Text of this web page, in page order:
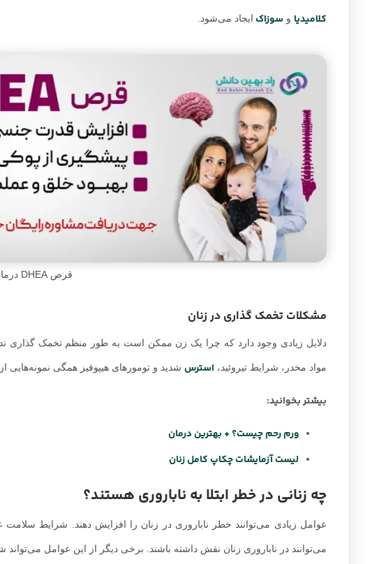
کلامیدیا و سوزاک ایجاد می‌شود.
قرص DHEA درمان ناباروری
مشکلات تخمک گذاری در زنان
دلایل زیادی وجود دارد که چرا یک زن ممکن است به طور منظم تخمک گذاری
مواد مخدر، شرایط تیروئید، استرس شدید و تومورهای هیپوفیز همگی نمونه‌هایی
بیشتر بخوانید:
ورم رحم چیست؟ + بهترین درمان
لیست آزمایشات چکاپ کامل زنان
چه زنانی در خطر ابتلا به ناباروری هستند؟
عوامل زیادی می‌توانند خطر ناباروری در زنان را افزایش دهند. شرایط
می‌توانند در ناباروری زنان نقش داشته باشند. برخی دیگر از این عوامل می‌تواند